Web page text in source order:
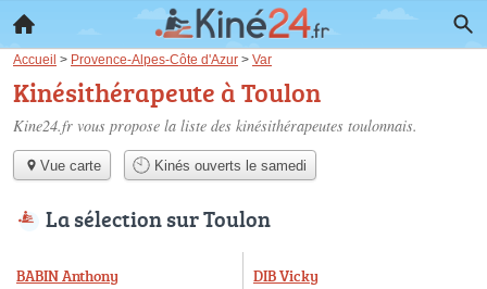
Accueil > Provence-Alpes-Côte d'Azur > Var
Kinésithérapeute à Toulon
Kine24.fr vous propose la liste des kinésithérapeutes toulonnais.
Vue carte Kinés ouverts le samedi
La sélection sur Toulon
BABIN Anthony DIB Vicky